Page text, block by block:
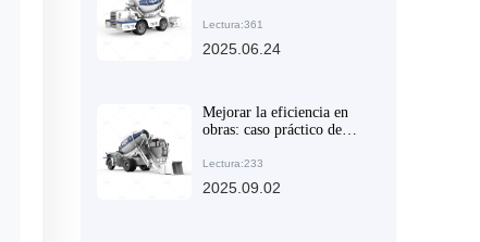
Lectura:361
2025.06.24
Mejorar la eficiencia en
obras: caso práctico de
autónomos en proyectos
grandes y medianos
Lectura:233
2025.09.02